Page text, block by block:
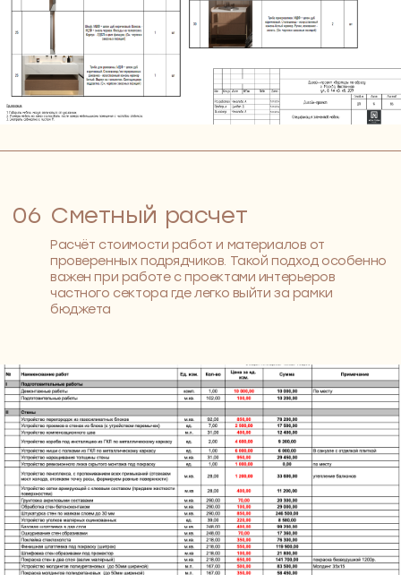
ВАШЕ УЧАСТИЕ
согласованные ТЗ и стиль
квартиры
согласование концепции,
1 встреча (онлайн / очно)
1 неделя
СРОК
согласование планировок,
правки, 2 встречи
согласованная планировка
квартиры
ВАШЕ УЧАСТИЕ
РЕЗУЛЬТАТ
РЕЗУЛЬТАТ
03
Продумываем
жизнь
привычки — чтобы в каждой зоне было удобно и
всё находилось на своём месте
Показываем, как будет выглядеть
ваш интерьер
Создаём фотореалистичные 3D-визуализации,
чтобы вы заранее увидели, как будет
выглядеть ваш дом. Свет, материалы, цвета,
детали — всё соберётся в единую картину. Это
не просто картинки, а ощущение будущего
пространства, в котором легко представить
себя. Вы сможете принять уверенные решения
ещё до начала ремонта
Вы окажетесь в доме мечты ещё
до ремонта, влюбитесь в них и… А дальше —
только воплотить в жизнь и жить свою
историю.